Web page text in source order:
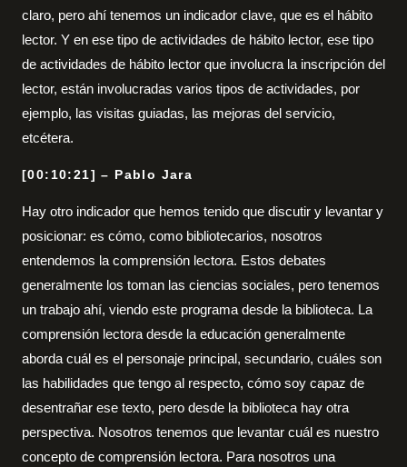
claro, pero ahí tenemos un indicador clave, que es el hábito
lector. Y en ese tipo de actividades de hábito lector, ese tipo
de actividades de hábito lector que involucra la inscripción del
lector, están involucradas varios tipos de actividades, por
ejemplo, las visitas guiadas, las mejoras del servicio,
etcétera.
[00:10:21] – Pablo Jara
Hay otro indicador que hemos tenido que discutir y levantar y
posicionar: es cómo, como bibliotecarios, nosotros
entendemos la comprensión lectora. Estos debates
generalmente los toman las ciencias sociales, pero tenemos
un trabajo ahí, viendo este programa desde la biblioteca. La
comprensión lectora desde la educación generalmente
aborda cuál es el personaje principal, secundario, cuáles son
las habilidades que tengo al respecto, cómo soy capaz de
desentrañar ese texto, pero desde la biblioteca hay otra
perspectiva. Nosotros tenemos que levantar cuál es nuestro
concepto de comprensión lectora. Para nosotros una